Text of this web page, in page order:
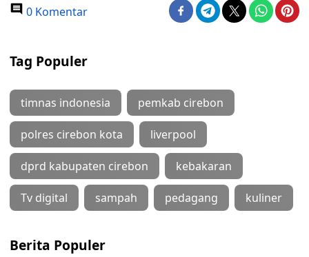
0 Komentar
Tag Populer
timnas indonesia pemkab cirebon
polres cirebon kota liverpool
dprd kabupaten cirebon kebakaran
Tv digital sampah pedagang kuliner
Berita Populer